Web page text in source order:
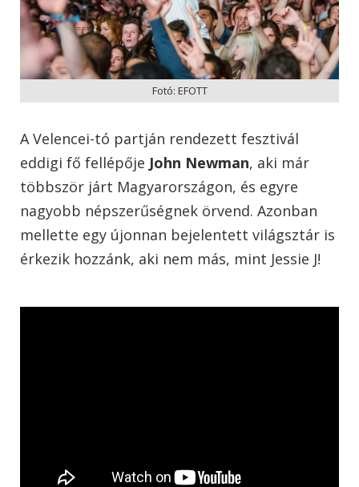
Fotó: EFOTT
A Velencei-tó partján rendezett fesztivál
eddigi fő fellépője John Newman, aki már
többször járt Magyarországon, és egyre
nagyobb népszerűségnek örvend. Azonban
mellette egy újonnan bejelentett világsztár is
érkezik hozzánk, aki nem más, mint Jessie J!